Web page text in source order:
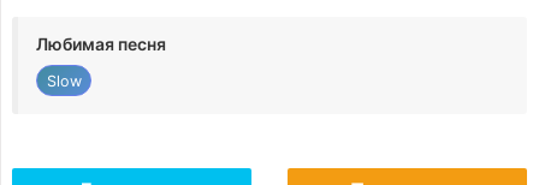
Любимая песня
Slow